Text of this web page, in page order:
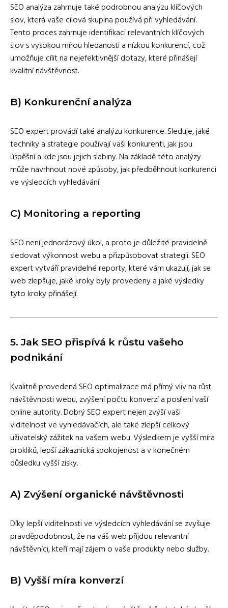
SEO analýza zahrnuje také podrobnou analýzu klíčových
slov, která vaše cílová skupina používá při vyhledávání.
Tento proces zahrnuje identifikaci relevantních klíčových
slov s vysokou mírou hledanosti a nízkou konkurencí, což
umožňuje cílit na nejefektivnější dotazy, které přinášejí
kvalitní návštěvnost.
B) Konkurenční analýza
SEO expert provádí také analýzu konkurence. Sleduje, jaké
techniky a strategie používají vaši konkurenti, jak jsou
úspěšní a kde jsou jejich slabiny. Na základě této analýzy
může navrhnout nové způsoby, jak předběhnout konkurenci
ve výsledcích vyhledávání.
C) Monitoring a reporting
SEO není jednorázový úkol, a proto je důležité pravidelně
sledovat výkonnost webu a přizpůsobovat strategii. SEO
expert vytváří pravidelné reporty, které vám ukazují, jak se
web zlepšuje, jaké kroky byly provedeny a jaké výsledky
tyto kroky přinášejí.
5.Jak SEO přispívá k růstu vašeho
podnikání
Kvalitně provedená SEO optimalizace má přímý vliv na růst
návštěvnosti webu, zvýšení počtu konverzí a posílení vaší
online autority. Dobrý SEO expert nejen zvýší vaši
viditelnost ve vyhledávačích, ale také zlepší celkový
uživatelský zážitek na vašem webu. Výsledkem je vyšší míra
prokliků, lepší zákaznická spokojenost a v konečném
důsledku vyšší zisky.
A) Zvýšení organické návštěvnosti
Díky lepší viditelnosti ve výsledcích vyhledávání se zvyšuje
pravděpodobnost, že na váš web přijdou relevantní
návštěvníci, kteří mají zájem o vaše produkty nebo služby.
B) Vyšší míra konverzí